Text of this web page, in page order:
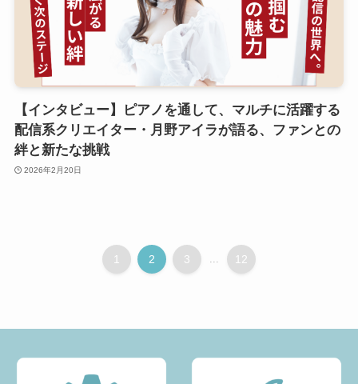
【インタビュー】ピアノを通して、マルチに活躍する
配信系クリエイター・月野アイラが語る、ファンとの
絆と新たな挑戦
2026年2月20日
1 2 3 ... 12